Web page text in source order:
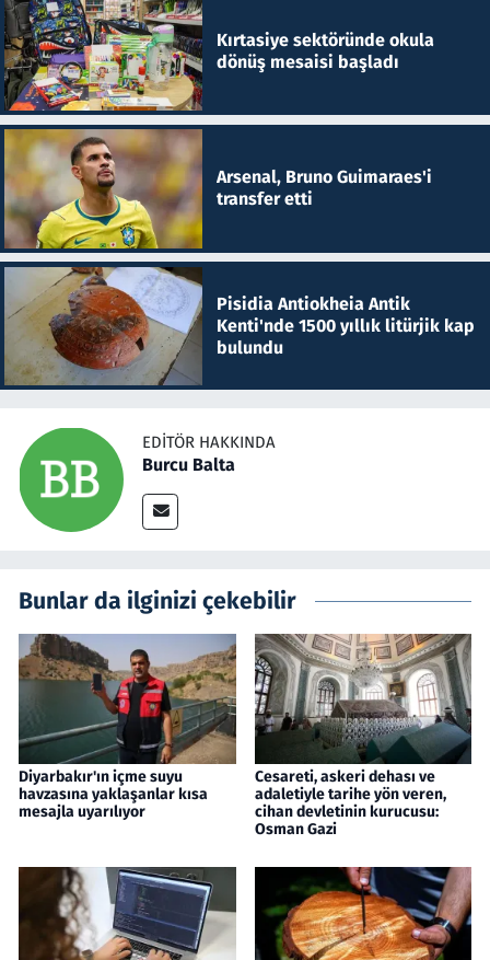
Kırtasiye sektöründe okula
dönüş mesaisi başladı
Arsenal, Bruno Guimaraes'i
transfer etti
Pisidia Antiokheia Antik
Kenti'nde 1500 yıllık litürjik kap
bulundu
EDITÖR HAKKINDA
Burcu Balta
Bunlar da ilginizi çekebilir
Diyarbakır'ın içme suyu
havzasına yaklaşanlar kısa
mesajla uyarılıyor
Cesareti, askeri dehası ve
adaletiyle tarihe yön veren,
cihan devletinin kurucusu:
Osman Gazi